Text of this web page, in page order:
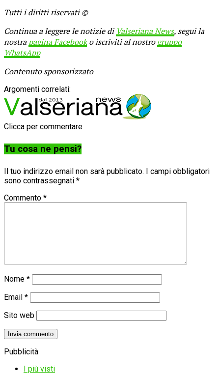
Tutti i diritti riservati ©
Continua a leggere le notizie di Valseriana News, segui la
nostrapagina Facebooko iscriviti al nostrogruppo
WhatsApp
Contenuto sponsorizzato
Argomenti correlati:
Clicca per commentare
Tu cosa ne pensi?
Il tuo indirizzo email non sarà pubblicato.
I campi obbligatori
sono contrassegnati *
Commento *
Nome *
Email *
Sito web
Pubblicità
I più visti